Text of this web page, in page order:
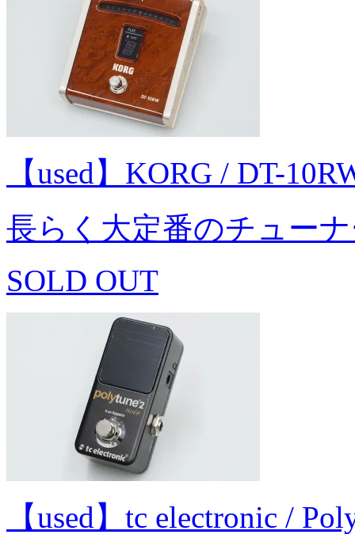
【used】KORG / DT-
長らく大定番のチューナ
SOLD OUT
【used】tc electronic /